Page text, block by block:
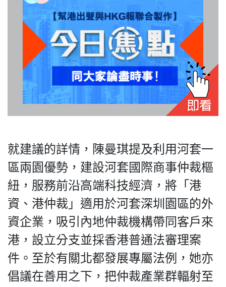
聯絡我們
政
策
及
免
責
聲
明
©
2018
Silent
Majority
For
就建議的詳情，陳曼琪提及利用河套一
區兩園優勢，建設河套國際商事仲裁樞
紐，服務前沿高端科技經濟，將「港
資、港仲裁」適用於河套深圳園區的外
資企業，吸引內地仲裁機構帶同客戶來
港，設立分支並採香港普通法審理案
件。至於有關北都發展專屬法例，她亦
倡議在善用之下，把仲裁產業群輻射至